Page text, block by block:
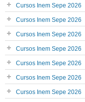
Cursos Inem Sepe 2026
Cursos Inem Sepe 2026
Cursos Inem Sepe 2026
Cursos Inem Sepe 2026
Cursos Inem Sepe 2026
Cursos Inem Sepe 2026
Cursos Inem Sepe 2026